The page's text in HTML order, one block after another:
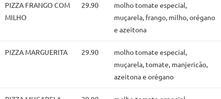
PIZZA FRANGO COM
MILHO
29.90
molho tomate especial,
muçarela, frango, milho, orégano
e azeitona
PIZZA MARGUERITA 29.90
molho tomate especial,
muçarela, tomate, manjericão,
azeitona e orégano